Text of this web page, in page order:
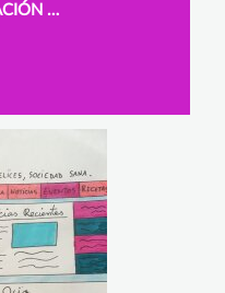
APP DISMINUIR CONTAMINACIÓN COVID